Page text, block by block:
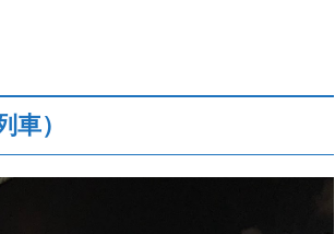
）